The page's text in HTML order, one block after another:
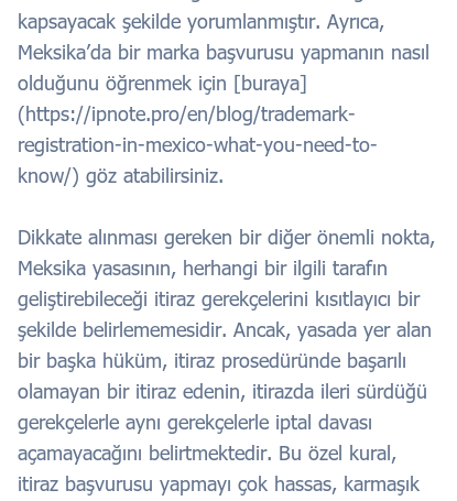
kapsayacak şekilde yorumlanmıştır. Ayrıca,
Meksika’da bir marka başvurusu yapmanın nasıl
olduğunu öğrenmek için [buraya]
(https://ipnote.pro/en/blog/trademark-
registration-in-mexico-what-you-need-to-
know/) göz atabilirsiniz.
Dikkate alınması gereken bir diğer önemli nokta,
Meksika yasasının, herhangi bir ilgili tarafın
geliştirebileceği itiraz gerekçelerini kısıtlayıcı bir
şekilde belirlememesidir. Ancak, yasada yer alan
bir başka hüküm, itiraz prosedüründe başarılı
olamayan bir itiraz edenin, itirazda ileri sürdüğü
gerekçelerle aynı gerekçelerle iptal davası
açamayacağını belirtmektedir. Bu özel kural,
itiraz başvurusu yapmayı çok hassas, karmaşık